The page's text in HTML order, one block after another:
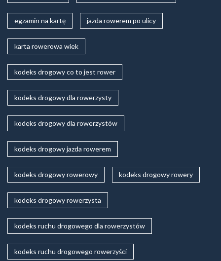
egzamin na kartę jazda rowerem po ulicy
karta rowerowa wiek
kodeks drogowy co to jest rower
kodeks drogowy dla rowerzysty
kodeks drogowy dla rowerzystów
kodeks drogowy jazda rowerem
kodeks drogowy rowerowy kodeks drogowy rowery
kodeks drogowy rowerzysta
kodeks ruchu drogowego dla rowerzystów
kodeks ruchu drogowego rowerzyści